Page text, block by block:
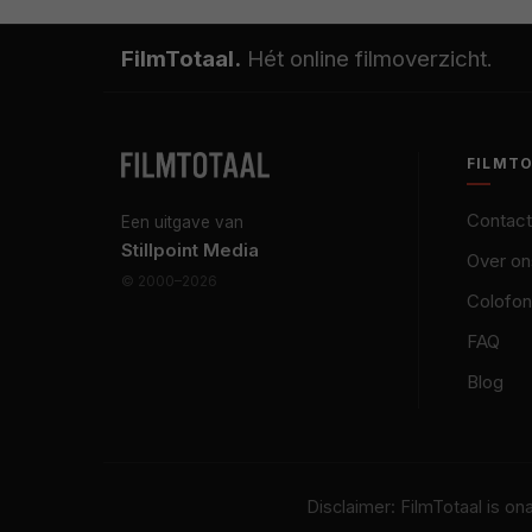
FilmTotaal. Hét online filmoverzicht.
Een uitgave van
Stillpoint Media
© 2000–2026
Contact
Over
Colofon
FAQ
Blog
Disclaimer: FilmTotaal is